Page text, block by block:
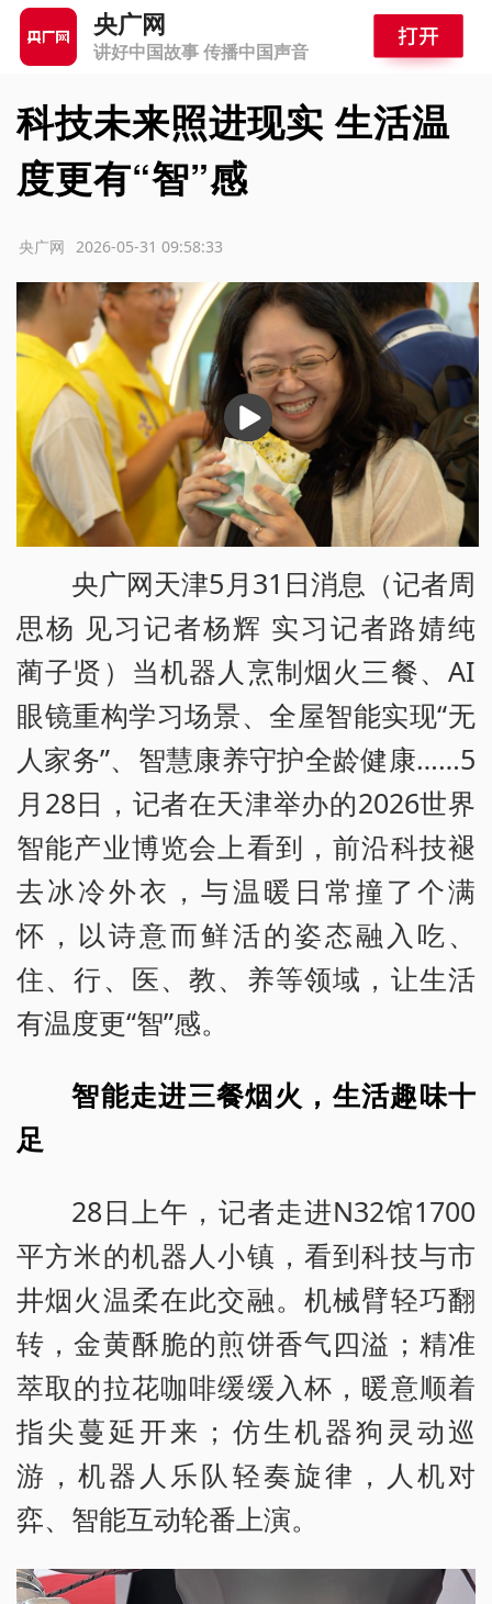
央广网
讲好中国故事 传播中国声音
科技未来照进现实 生活温
度更有“智”感
2026-05-31 09:58:33
央广网
播
放
央广网天津5月31日消息（记者周
思杨 见习记者杨辉 实习记者路婧纯
蔺子贤）当机器人烹制烟火三餐、AI
眼镜重构学习场景、全屋智能实现“无
人家务”、智慧康养守护全龄健康……5
月28日，记者在天津举办的2026世界
智能产业博览会上看到，前沿科技褪
去冰冷外衣，与温暖日常撞了个满
怀，以诗意而鲜活的姿态融入吃、
住、行、医、教、养等领域，让生活
有温度更“智”感。
智能走进三餐烟火，生活趣味十
足
28日上午，记者走进N32馆1700
平方米的机器人小镇，看到科技与市
井烟火温柔在此交融。机械臂轻巧翻
转，金黄酥脆的煎饼香气四溢；精准
萃取的拉花咖啡缓缓入杯，暖意顺着
指尖蔓延开来；仿生机器狗灵动巡
游，机器人乐队轻奏旋律，人机对
弈、智能互动轮番上演。